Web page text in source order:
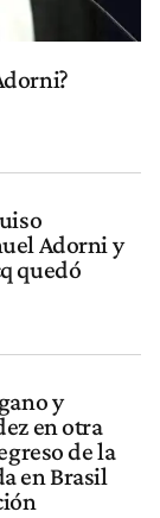
Adorni y
quedó
y
en otra
de la
en Brasil